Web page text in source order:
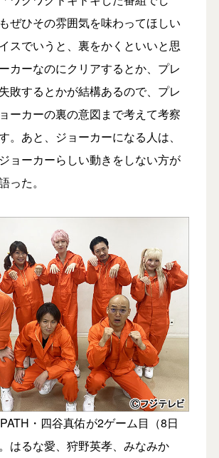
ぜひその雰囲気を味わってほしい
スでいうと、裏をかくといいと思
カーなのにクリアするとか、プレ
敗するとかが結構あるので、プレ
ーカーの裏の意図まで考えて考察
。あと、ジョーカーになる人は、
ョーカーらしい動きをしない方が
った。
・四谷真佑が2ゲーム目（8日
はるな愛、狩野英孝、みなみか